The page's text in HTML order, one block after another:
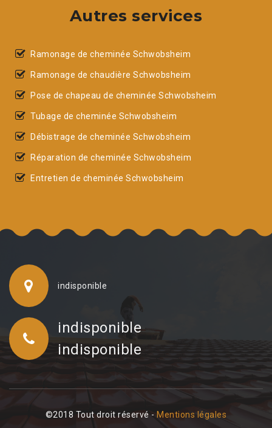
Autres services
Ramonage de cheminée Schwobsheim
Ramonage de chaudière Schwobsheim
Pose de chapeau de cheminée Schwobsheim
Tubage de cheminée Schwobsheim
Débistrage de cheminée Schwobsheim
Réparation de cheminée Schwobsheim
Entretien de cheminée Schwobsheim
indisponible
indisponible
indisponible
©2018 Tout droit réservé - Mentions légales